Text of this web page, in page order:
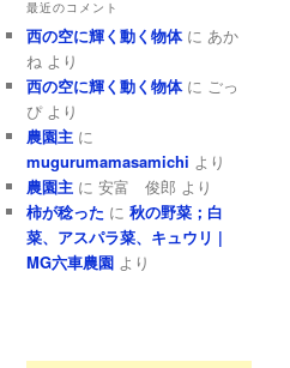
最近のコメント
西の空に輝く動く物体に あか
ね より
西の空に輝く動く物体に ごっ
ぴより
農園主 に
mugurumamasamichi より
農園主 に 安富 俊郎 より
柿が稔った に 秋の野菜；白
菜、アスパラ菜、キュウリ |
MG六車農園 より